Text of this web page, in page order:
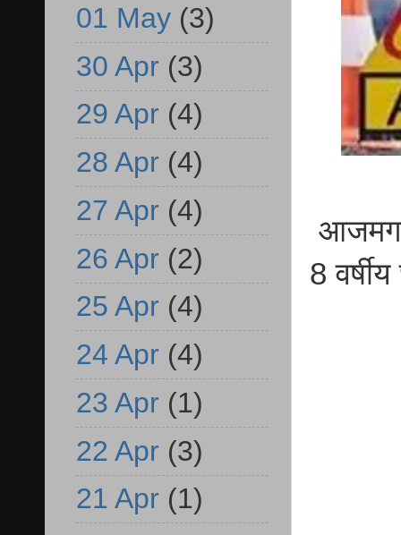
8
01 May (3)
30 Apr (3)
29 Apr (4)
28 Apr (4)
27 Apr (4)
26 Apr (2)
25 Apr (4)
24 Apr (4)
23 Apr (1)
22 Apr (3)
21 Apr (1)